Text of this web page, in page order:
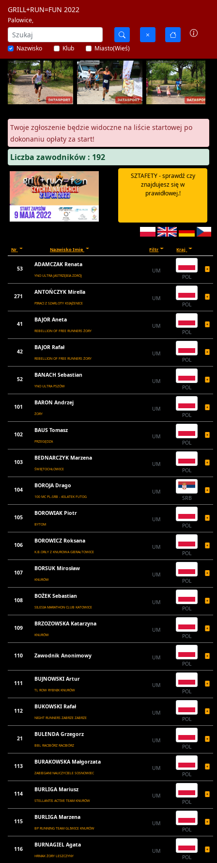
GRILL+RUN=FUN 2022
Palowice,
Nazwisko Klub Miasto(Wieś)
Twoje zgłoszenie będzie widoczne na liście startowej po
dokonaniu opłaty za start!
Liczba zawodników : 192
SZTAFETY - sprawdź czy
znajdujesz się w
prawidłowej.!
Nr Nazwisko Imię Filtr Kraj
53
ADAMCZAK Renata
YNO ULTRA JASTRZĘBIA ZDRÓJ
UM
POL
271
ANTOŃCZYK Mirella
PIRACI Z SZARLOTY KSIĄŻENICE
UM
POL
41
BAJOR Aneta
REBELLION OF FREE RUNNERS ŻORY
UM
POL
42
BAJOR Rafał
REBELLION OF FREE RUNNERS ŻORY
UM
POL
52
BANACH Sebastian
YNO ULTRA PSZÓW
UM
POL
101
BARON Andrzej
ŻORY
UM
POL
102
BAUS Tomasz
PRZEGĘDZA
UM
POL
103
BEDNARCZYK Marzena
ŚWIĘTOCHŁOWICE
UM
POL
104
BOROJA Drago
100 MC PL-SRB - 40LATEK FUTOG
UM
SRB
105
BOROWIAK Piotr
BYTOM
UM
POL
106
BOROWICZ Roksana
K.B.ORŁY Z KNUROWA GIERAŁTOWICE
UM
POL
107
BORSUK Mirosław
KNURÓW
UM
POL
108
BOŻEK Sebastian
SILESIA MARATHON CLUB KATOWICE
UM
POL
109
BRZOZOWSKA Katarzyna
KNURÓW
UM
POL
110 Zawodnik Anonimowy
UM
POL
111
BUJNOWSKI Artur
TL ROW RYBNIK KNURÓW
UM
POL
112
BUKOWSKI Rafał
NIGHT RUNNERS ZABRZE ZABRZE
UM
POL
21
BULENDA Grzegorz
BBL RACIBÓRZ RACIBÓRZ
UM
POL
113
BURAKOWSKA Małgorzata
ZABIEGANI NAUCZYCIELE SOSNOWIEC
UM
POL
114
BURLIGA Mariusz
STELLANTIS ACTIVE TEAM KNURÓW
UM
POL
115
BURLIGA Marzena
BP RUNNING TEAM GLIWICE KNURÓW
UM
POL
116
BURNAGIEL Agata
HRMAX ŻORY LESZCZYNY
UM
POL